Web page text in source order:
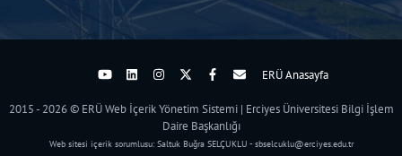
ERÜ Anasayfa
2015 - 2026 © ERÜ Web İçerik Yönetim Sistemi | Erciyes Üniversitesi Bilgi İşlem
Daire Başkanlığı
Web sitesi içerik sorumlusu: Saltuk Buğra SELÇUKLU - sbselcuklu@erciyes.edu.tr